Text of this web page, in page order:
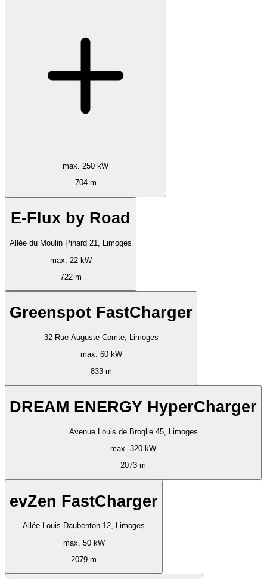
max. 250 kW
704 m
E-Flux by Road
Allée du Moulin Pinard 21, Limoges
max. 22 kW
722 m
Greenspot FastCharger
32 Rue Auguste Comte, Limoges
max. 60 kW
833 m
DREAM ENERGY HyperCharger
Avenue Louis de Broglie 45, Limoges
max. 320 kW
2073 m
evZen FastCharger
Allée Louis Daubenton 12, Limoges
max. 50 kW
2079 m